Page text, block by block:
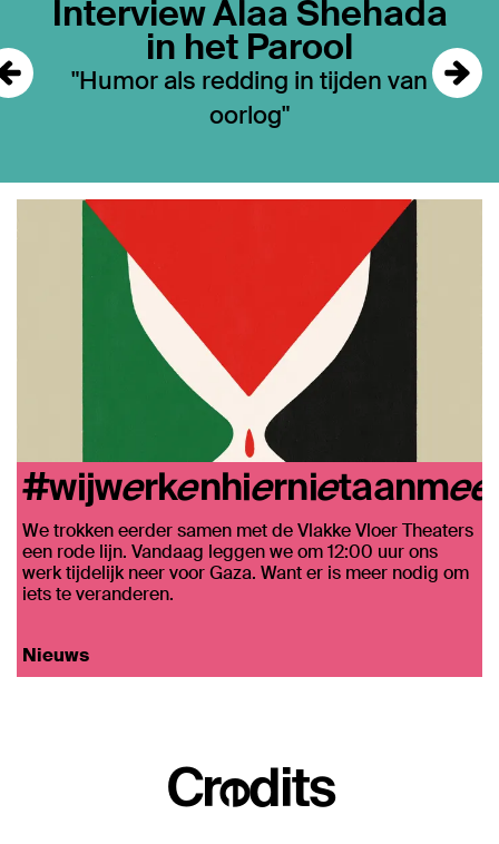
Interview Alaa Shehada
in het Parool
"Humor als redding in tijden van
oorlog"
#wijwerkenhiernietaanmee
We trokken eerder samen met de Vlakke Vloer Theaters
een rode lijn. Vandaag leggen we om 12:00 uur ons
werk tijdelijk neer voor Gaza. Want er is meer nodig om
iets te veranderen.
Nieuws
Credits
Inzoomen